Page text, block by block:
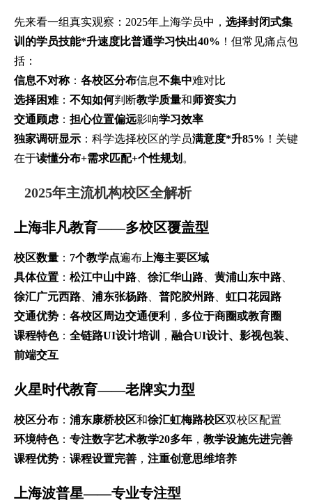
先来看一组真实观察：2025年上海学员中， 选择封闭式集
训的学员技能*升速度比普通学习快出40% ！但常见痛点包
括：
信息不对称： 各校区分布信息不集中难对比
选择困难： 不知如何判断教学质量和师资实力
交通顾虑 ： 担心位置偏远影响学习效率
独家调研显示 ：科学选择校区的学员满意度*升85% ！关键
在于读懂分布+需求匹配+个性规划 。
2025年主流机构校区全解析
上海非凡教育——多校区覆盖型
校区数量 ： 7个教学点遍布 上海主要区域
具体位置 ： 松江中山中路 徐汇华山路 黄浦山东中路
徐汇广元西路
浦东张杨路 普陀胶州路
虹口花园路
交通优势 ： 各校区周边交通便利 ， 多位于商圈或教育圈
课程特色： 全链路UI设计培训 ， 融合UI设计、影视包装、
前端交互
火星时代教育——老牌实力型
校区分布 ： 浦东康桥校区和徐汇虹梅路校区双校区配置
环境特色： 专注数字艺术教学20多年 ， 教学设施先进完善
课程优势 ： 课程设置完善 ， 注重创意思维培养
上海波普星——专业专注型